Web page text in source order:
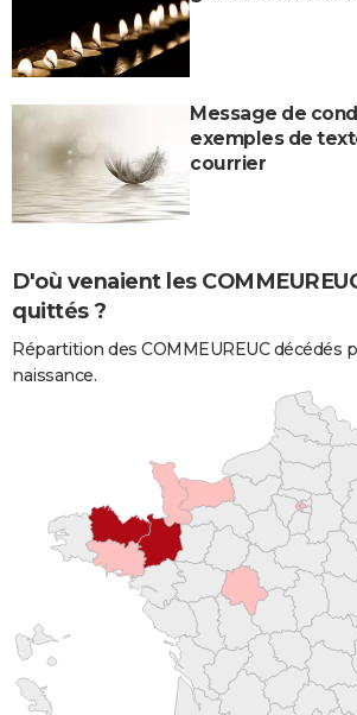
Message de
exemples de
courrier
D'où venaient les
quittés ?
Répartition des COMMEUREUC décédés
naissance.